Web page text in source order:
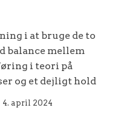
i at bruge de to
balance mellem
i teori på
og et dejligt hold
4. april 2024